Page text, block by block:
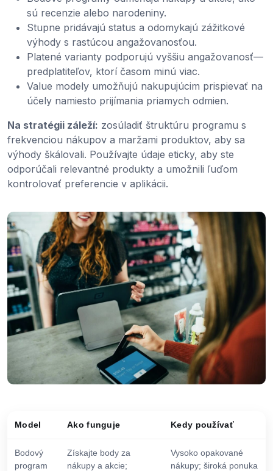
sú recenzie alebo narodeniny.
Stupne pridávajú status a odomykajú zážitkové
výhody s rastúcou angažovanosťou.
Platené varianty podporujú vyššiu angažovanosť—
predplatiteľov, ktorí časom minú viac.
Value modely umožňujú nakupujúcim prispievať na
účely namiesto prijímania priamych odmien.
Na stratégii záleží: zosúladiť štruktúru programu s
frekvenciou nákupov a maržami produktov, aby sa
výhody škálovali. Používajte údaje eticky, aby ste
odporúčali relevantné produkty a umožnili ľuďom
kontrolovať preferencie v aplikácii.
Model Ako funguje Kedy používať
Bodový
program
Získajte body za
nákupy a akcie;
Vysoko opakované
nákupy; široká ponuka